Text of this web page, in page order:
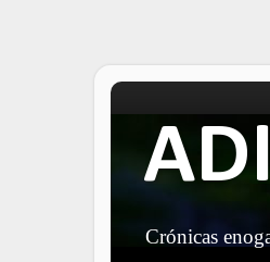
Crónicas